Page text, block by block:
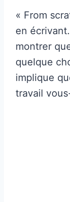
« From
en
montrer
quelque
implique
travail